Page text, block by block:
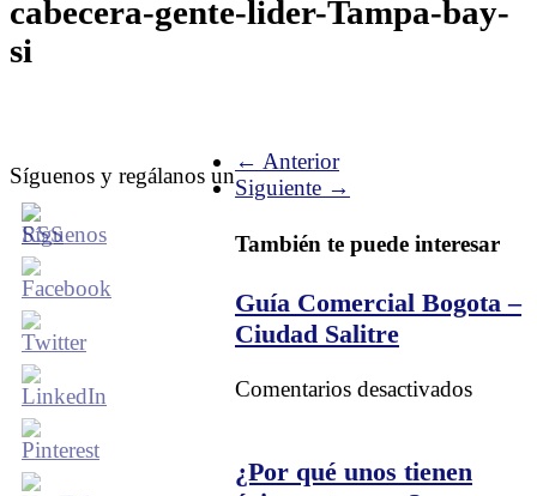
cabecera-gente-lider-Tampa-bay-
si
Síguenos y regálanos un
← Anterior
Siguiente →
También te puede interesar
Guía Comercial Bogota –
Ciudad Salitre
Comentarios desactivadosen
¿Por qué unos tienen